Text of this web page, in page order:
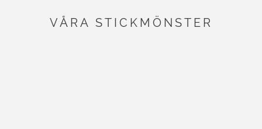
VÅRA STICKMÖNSTER